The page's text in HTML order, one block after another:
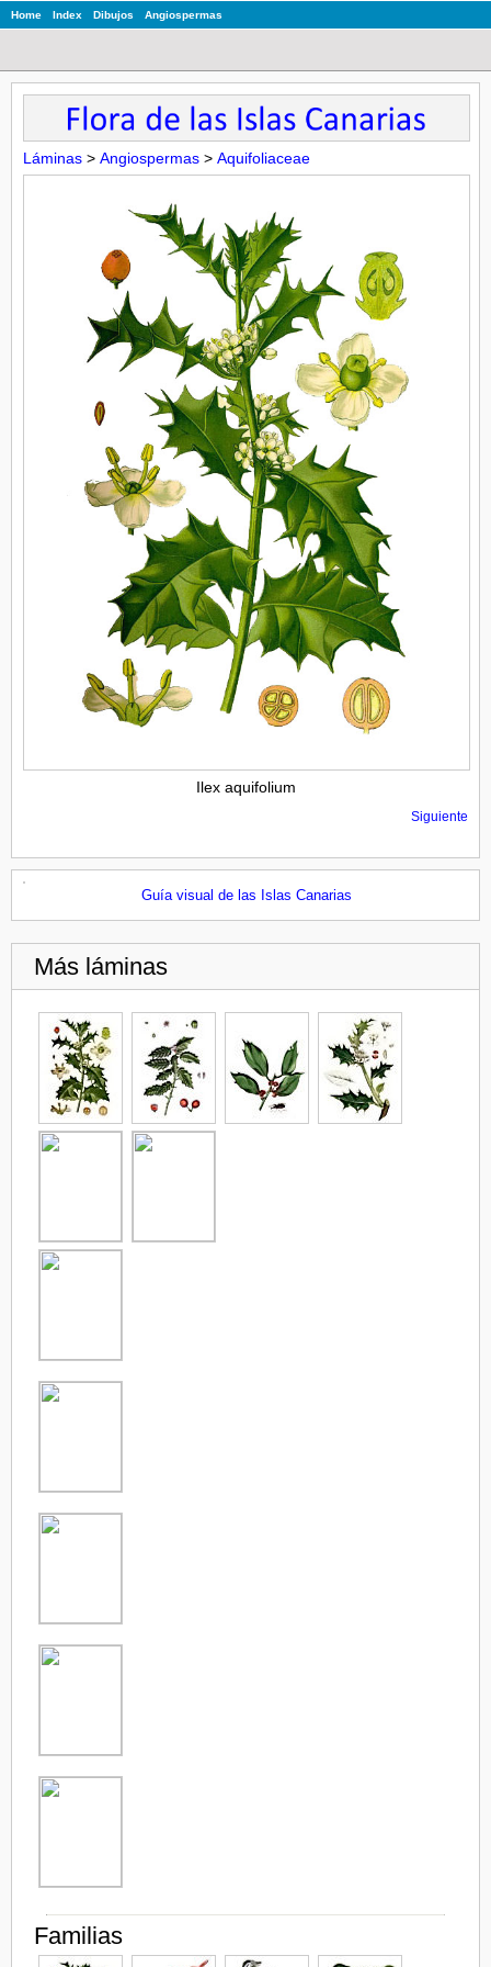
Home Index Dibujos Angiospermas
Láminas > Angiospermas > Aquifoliaceae
Ilex aquifolium
Siguiente
Guía visual de las Islas Canarias
Más láminas
Familias